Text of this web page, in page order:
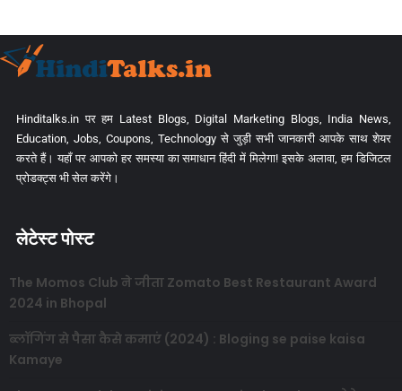
Hinditalks.in पर हम Latest Blogs, Digital Marketing Blogs, India News,
Education, Jobs, Coupons, Technology से जुड़ी सभी जानकारी आपके साथ शेयर
करते हैं। यहाँ पर आपको हर समस्या का समाधान हिंदी में मिलेगा! इसके अलावा, हम डिजिटल
प्रोडक्ट्स भी सेल करेंगे।
लेटेस्ट पोस्ट
The Momos Club ने जीता Zomato Best Restaurant Award
2024 in Bhopal
ब्लॉगिंग से पैसा कैसे कमाएं (2024) : Bloging se paise kaisa
Kamaye